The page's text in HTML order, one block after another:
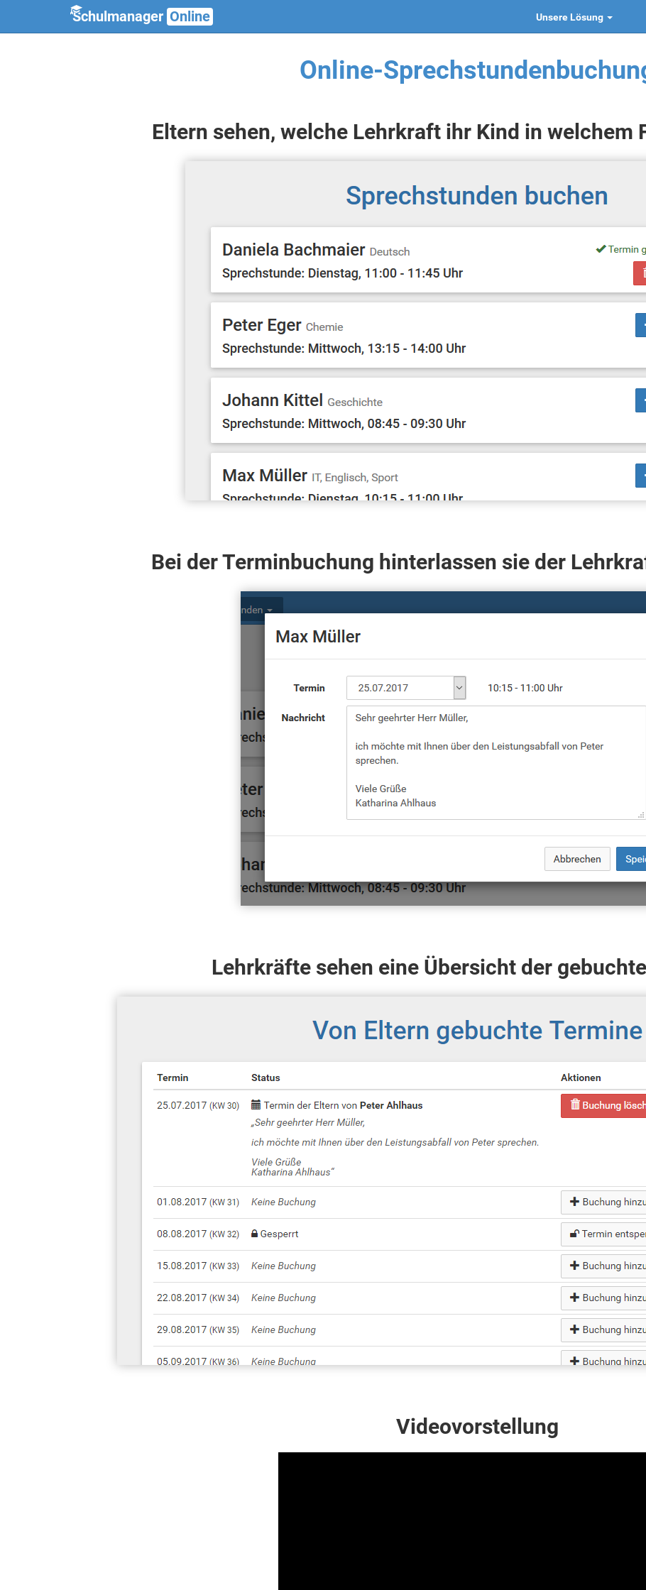
Schulmanager Online Unsere Lösung
Online-
Eltern sehen, welche Lehrkraft ihr Kind in welchem
Bei der Terminbuchung hinterlassen sie der
Lehrkräfte sehen eine Übersicht der
Videovorstellung